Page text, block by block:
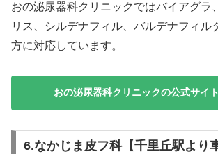
おの泌尿器科クリニックではバイアグラ
リス、シルデナフィル、バルデナフィル
方に対応しています。
おの泌尿器科クリニックの公式サイ
6.なかじま皮フ科【千里丘駅より